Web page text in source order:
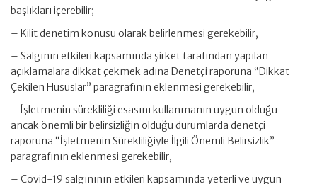
başlıkları içerebilir;
– Kilit denetim konusu olarak belirlenmesi gerekebilir,
– Salgının etkileri kapsamında şirket tarafından yapılan
açıklamalara dikkat çekmek adına Denetçi raporuna “Dikkat
Çekilen Hususlar” paragrafının eklenmesi gerekebilir,
– İşletmenin sürekliliği esasını kullanmanın uygun olduğu
ancak önemli bir belirsizliğin olduğu durumlarda denetçi
raporuna “İşletmenin Sürekliliğiyle İlgili Önemli Belirsizlik”
paragrafının eklenmesi gerekebilir,
– Covid-19 salgınının etkileri kapsamında yeterli ve uygun